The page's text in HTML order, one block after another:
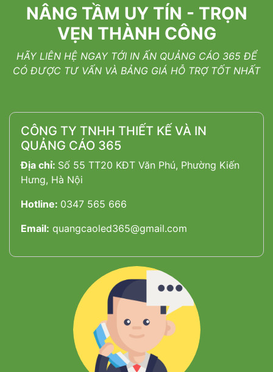
NÂNG TẦM UY TÍN - TRỌN
VẸN THÀNH CÔNG
HÃY LIÊN HỆ NGAY TỚI IN ẤN QUẢNG CÁO 365 ĐỂ
CÓ ĐƯỢC TƯ VẤN VÀ BẢNG GIÁ HỖ TRỢ TỐT NHẤT
CÔNG TY TNHH THIẾT KẾ VÀ IN
QUẢNG CÁO 365
Địa chỉ: Số 55 TT20 KĐT Văn Phú, Phường Kiến
Hưng, Hà Nội
Hotline: 0347 565 666
Email: quangcaoled365@gmail.com